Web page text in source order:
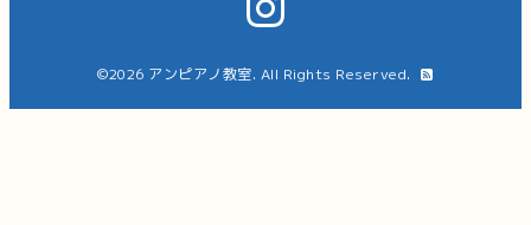
©2026 アンピアノ教室. All Rights Reserved.